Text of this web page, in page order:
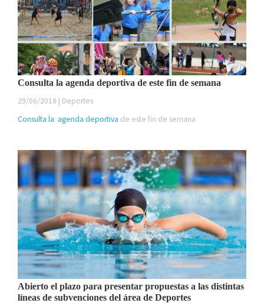
Consulta la agenda deportiva de este fin de semana
29/06/2018 | Deportes
Consulta la agenda deportiva de este fin de semana
Abierto el plazo para presentar propuestas a las distintas
líneas de subvenciones del área de Deportes